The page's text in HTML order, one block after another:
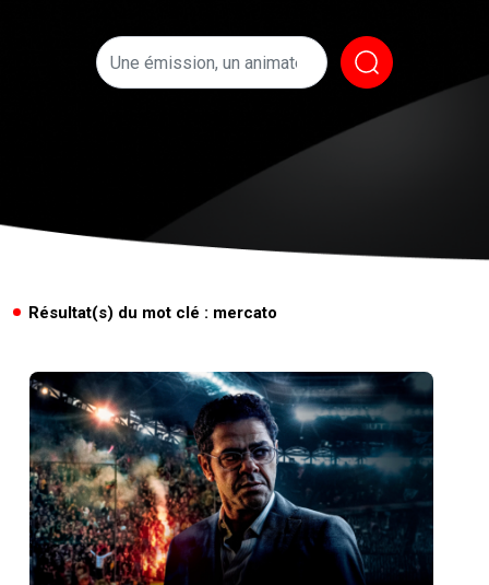
Résultat(s) du mot clé : mercato